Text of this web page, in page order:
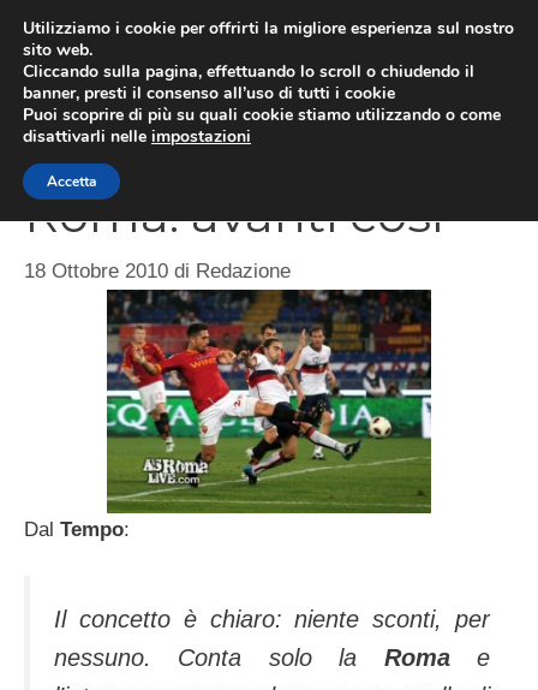
contenuto
Roma: avanti così
18 Ottobre 2010 di Redazione
Dal Tempo:
Il concetto è chiaro: niente sconti, per
nessuno. Conta solo la Romae
Utilizziamo i cookie per offrirti la migliore esperienza sul nostro
sito web.
Cliccando sulla pagina, effettuando lo scroll o chiudendo il
banner, presti il consenso all’uso di tutti i cookie
Puoi scoprire di più su quali cookie stiamo utilizzando o come
disattivarli nelle impostazioni
Accetta